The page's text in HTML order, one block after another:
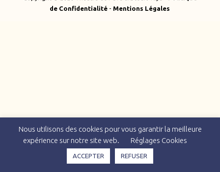
de Confidentialité - Mentions Légales
Nous utilisons des cookies pour vous garantir la meilleure
expérience sur notre site web.
Réglages Cookies
ACCEPTER REFUSER